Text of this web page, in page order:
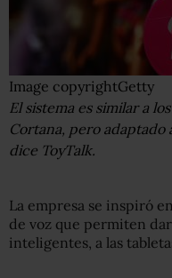
Image copyrightGetty
El sistema es similar a
Cortana, pero adaptado
dice ToyTalk.
La empresa se inspiró
de voz que permiten
inteligentes, a las